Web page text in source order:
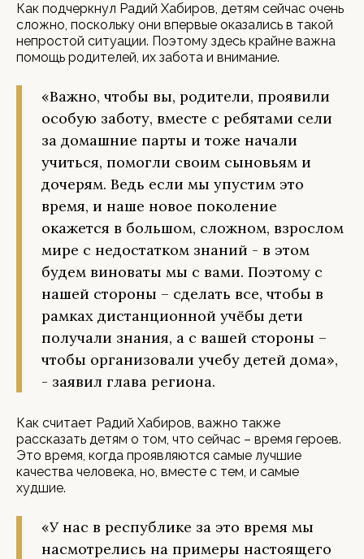
Как подчеркнул Радий Хабиров, детям сейчас очень
сложно, поскольку они впервые оказались в такой
непростой ситуации. Поэтому здесь крайне важна
помощь родителей, их забота и внимание.
«Важно, чтобы вы, родители, проявили
особую заботу, вместе с ребятами сели
за домашние парты и тоже начали
учиться, помогли своим сыновьям и
дочерям. Ведь если мы упустим это
время, и наше новое поколение
окажется в большом, сложном, взрослом
мире с недостатком знаний - в этом
будем виноваты мы с вами. Поэтому с
нашей стороны – сделать все, чтобы в
рамках дистанционной учёбы дети
получали знания, а с вашей стороны –
чтобы организовали учебу детей дома»,
- заявил глава региона.
Как считает Радий Хабиров, важно также
рассказать детям о том, что сейчас – время героев.
Это время, когда проявляются самые лучшие
качества человека, но, вместе с тем, и самые
худшие.
«У нас в республике за это время мы
насмотрелись на примеры настоящего